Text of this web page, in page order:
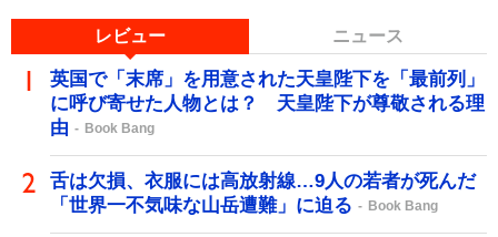
レビュー ニュース
英国で「末席」を用意された天皇陛下を「最前列」
に呼び寄せた人物とは？ 天皇陛下が尊敬される理
由
Book Bang
舌は欠損、衣服には高放射線…9人の若者が死んだ
「世界一不気味な山岳遭難」に迫る
Book Bang